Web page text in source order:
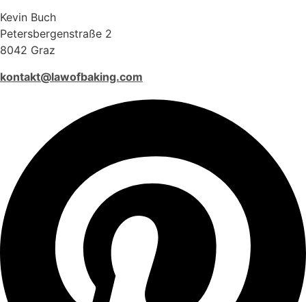
Kevin Buch
Petersbergenstraße 2
8042 Graz
kontakt@lawofbaking.com